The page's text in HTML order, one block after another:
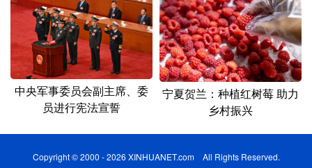
中央军事委员会副主席、委
员进行宪法宣誓
宁夏贺兰：种植红树莓 助力
乡村振兴
Copyright © 2000 - 2026 XINHUANET.com All Rights Reserved.